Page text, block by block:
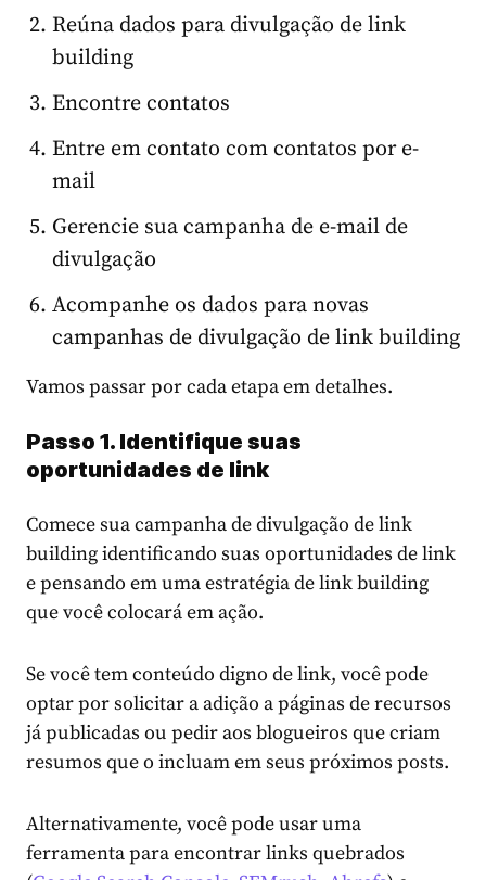
Reúna dados para divulgação de link
building
Encontre contatos
Entre em contato com contatos por e-
mail
Gerencie sua campanha de e-mail de
divulgação
Acompanhe os dados para novas
campanhas de divulgação de link building
Vamos passar por cada etapa em detalhes.
Passo 1. Identifique suas
oportunidades de link
Comece sua campanha de divulgação de link
building identificando suas oportunidades de link
e pensando em uma estratégia de link building
que você colocará em ação.
Se você tem conteúdo digno de link, você pode
optar por solicitar a adição a páginas de recursos
já publicadas ou pedir aos blogueiros que criam
resumos que o incluam em seus próximos posts.
Alternativamente, você pode usar uma
ferramenta para encontrar links quebrados